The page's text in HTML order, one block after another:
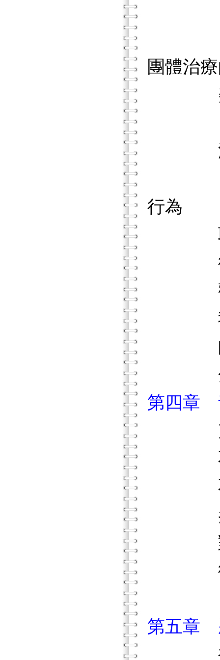
團體治
美國
沒改
行為
耶誕
徐靜
觀察
我們
師長
分析
第四章
不能
不可
參與
對民
街旁
第五章